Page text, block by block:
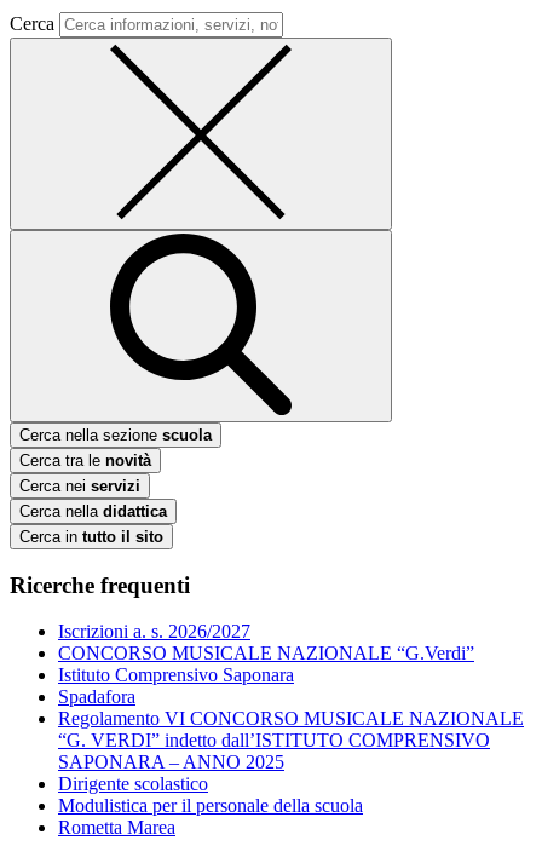
Cerca
Cerca nella sezione scuola
Cerca tra le novità
Cerca nei servizi
Cerca nella didattica
Cerca in tutto il sito
Ricerche frequenti
Iscrizioni a. s. 2026/2027
CONCORSO MUSICALE NAZIONALE “G.Verdi”
Istituto Comprensivo Saponara
Spadafora
Regolamento VI CONCORSO MUSICALE NAZIONALE
“G. VERDI” indetto dall’ISTITUTO COMPRENSIVO
SAPONARA – ANNO 2025
Dirigente scolastico
Modulistica per il personale della scuola
Rometta Marea